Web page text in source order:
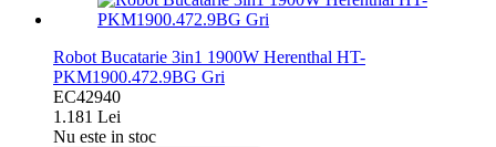
Robot Bucatarie 3in1 1900W Herenthal HT-
PKM1900.472.9BG Gri
EC42940
1.181 Lei
Nu este in stoc